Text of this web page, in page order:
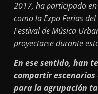
2017, ha participado
como la Expo Ferias
Festival de Música
proyectarse durante
En ese sentido, han
compartir
para la agrupación